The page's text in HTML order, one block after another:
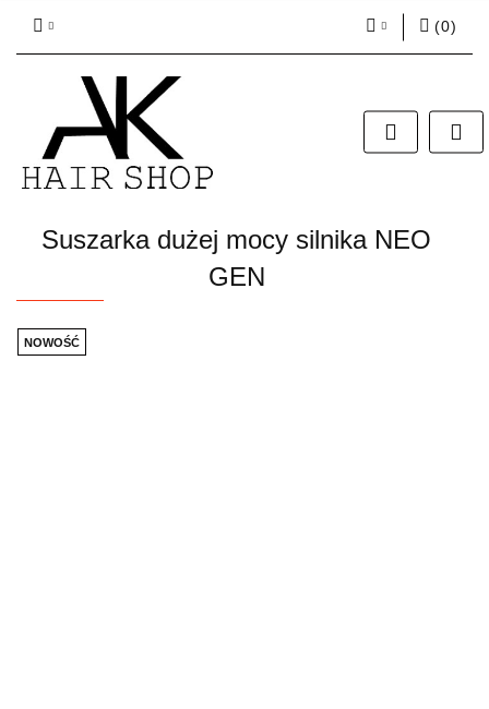
Zarejestruj się
Dodaj zgłoszenie
(0)
Suszarka dużej mocy silnika NEO
GEN
NOWOŚĆ